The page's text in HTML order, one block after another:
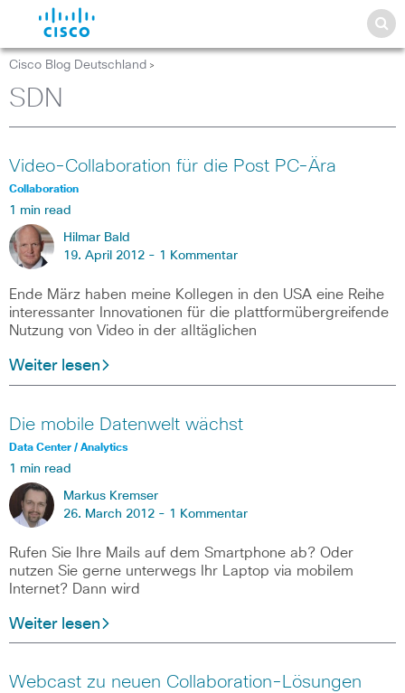
Cisco Blog Deutschland >
SDN
Video-Collaboration für die Post PC-Ära
Collaboration
1 min read
Hilmar Bald
19. April 2012 - 1 Kommentar
Ende März haben meine Kollegen in den USA eine Reihe
interessanter Innovationen für die plattformübergreifende
Nutzung von Video in der alltäglichen
Weiter lesen
Die mobile Datenwelt wächst
Data Center / Analytics
1 min read
Markus Kremser
26. March 2012 - 1 Kommentar
Rufen Sie Ihre Mails auf dem Smartphone ab? Oder
nutzen Sie gerne unterwegs Ihr Laptop via mobilem
Internet? Dann wird
Weiter lesen
Webcast zu neuen Collaboration-Lösungen